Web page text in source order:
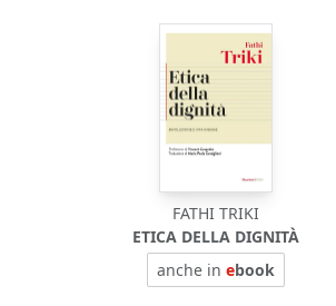
FATHI TRIKI
ETICA DELLA DIGNITÀ
anche inebook